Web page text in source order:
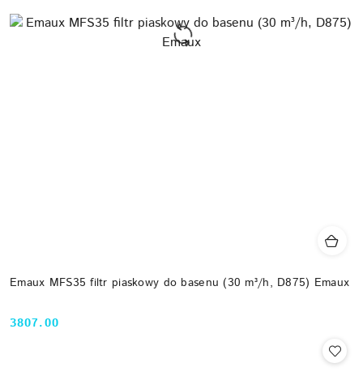
Emaux MFS35 filtr piaskowy do basenu (30 m³/h, D875) Emaux
Cena:
3807.00